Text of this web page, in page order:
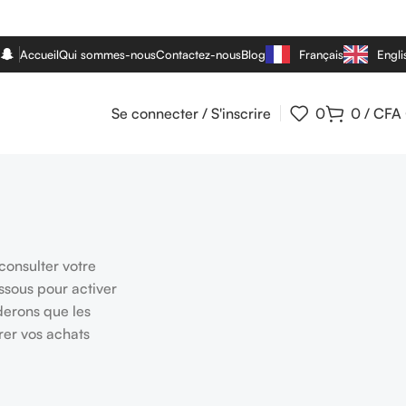
AccueilQui sommes-nousContactez-nousBlog Français
Se connecter / S'inscrire 0 0 / CFA
votre
pour activer
que les
vos achats